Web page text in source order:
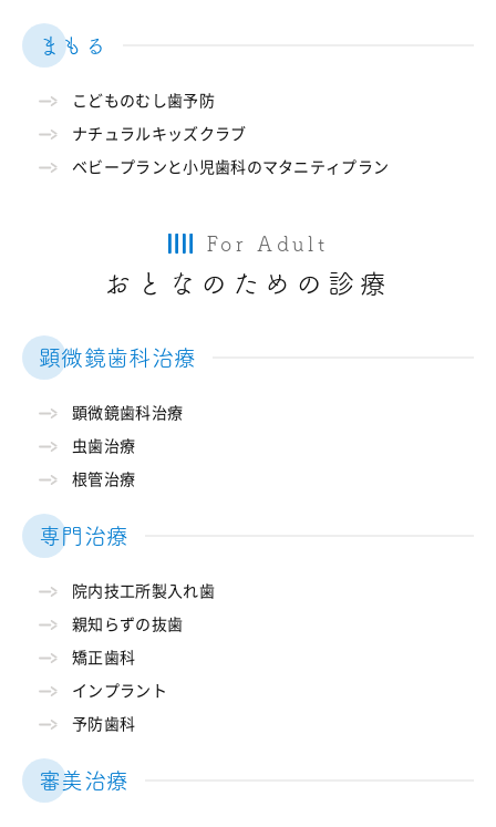
まもる
こどものむし歯予防
ナチュラルキッズクラブ
ベビープランと小児歯科のマタニティプラン
For Adult
おとなのための診療
顕微鏡歯科治療
顕微鏡歯科治療
虫歯治療
根管治療
専門治療
院内技工所製入れ歯
親知らずの抜歯
矯正歯科
インプラント
予防歯科
審美治療